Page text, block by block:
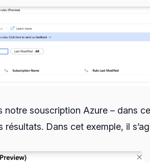
notre souscription Azure – dans
résultats. Dans cet exemple, il